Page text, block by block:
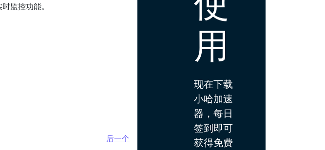
监控功能。
后一个
用
现在下载
小哈加速
器，每日
签到即可
获得免费